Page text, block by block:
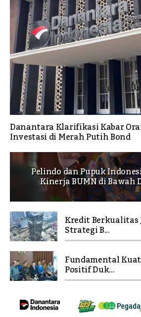
Danantara Klarifikasi Kabar
Investasi di Merah Putih Bond
Pelindo dan Pupuk
Kinerja BUMN di Bawah
Kredit Berkualitas
Strategi B...
Fundamental
Positif Duk...